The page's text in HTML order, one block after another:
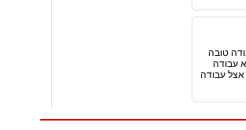
טובה
עבודה
אצל עבודה